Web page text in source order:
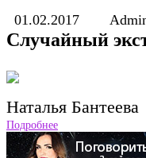
01.02.2017
Случайный
Наталья Бантеева
Подробнее